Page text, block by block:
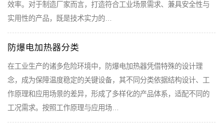
效率。对于制造厂家而言，打造符合工业场景需求、兼具安全性与
实用性的产品，既是技术实力的…
防爆电加热器分类
在工业生产的诸多危险环境中，防爆电加热器凭借特殊的设计理
念，成为保障温度稳定的关键设备，其不同分类依据结构设计、工
作原理和应用场景的差异，形成了多样化的产品体系，适配不同的
工况需求。按照工作原理与应用场…